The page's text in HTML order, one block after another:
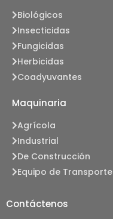
Biológicos
Insecticidas
Fungicidas
Herbicidas
Coadyuvantes
Maquinaria
Agrícola
Industrial
De Construcción
Equipo de Transporte
Contáctenos